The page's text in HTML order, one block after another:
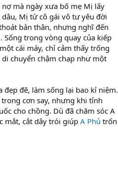
mà ngày xưa bố mẹ Mị lấy
Mị từ cô gái vô tư yêu đời
bản thân, nhưng nghĩ đến
Sống trong vòng quay của kiếp
cái máy, chỉ cảm thấy trống
chuyển chậm chạp như một
đẹp đẽ, làm sống lại bao kỉ niệm.
cơn say, nhưng khi tỉnh
cho chồng. Dù đã chăm sóc A
mắt, cắt dây trói giúpA Phủ trốn